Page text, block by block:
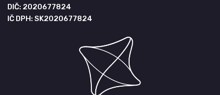
DIČ: 2020677824
IČ DPH: SK2020677824